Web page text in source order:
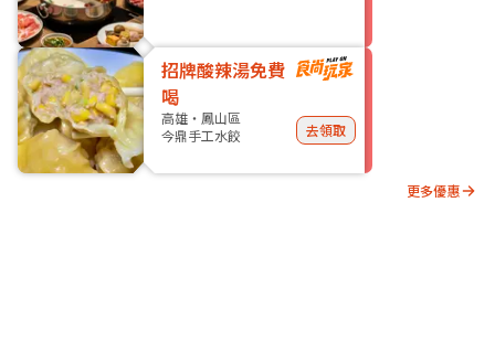
招牌酸辣湯免費
喝
高雄・鳳山區
今鼎手工水餃
去領取
更多優惠